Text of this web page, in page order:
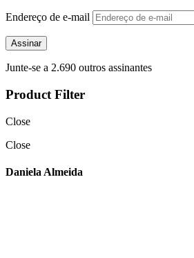
Endereço de e-mail
Assinar
Junte-se a 2.690 outros assinantes
Product Filter
Close
Close
Daniela Almeida